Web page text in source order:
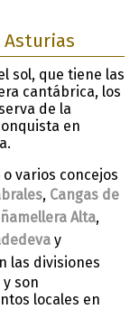
Asturias
sol, que tiene las
cantábrica, los
de la
en
varios concejos
, Cangas de
Alta,
y
las divisiones
son
locales en